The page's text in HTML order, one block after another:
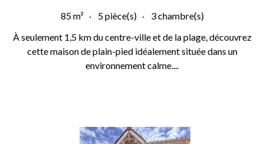
85 m² 5 pièce(s)
3 chambre(s)
À seulement 1,5 km du centre-ville et de la plage, découvrez
cette maison de plain-pied idéalement située dans un
environnement calme....